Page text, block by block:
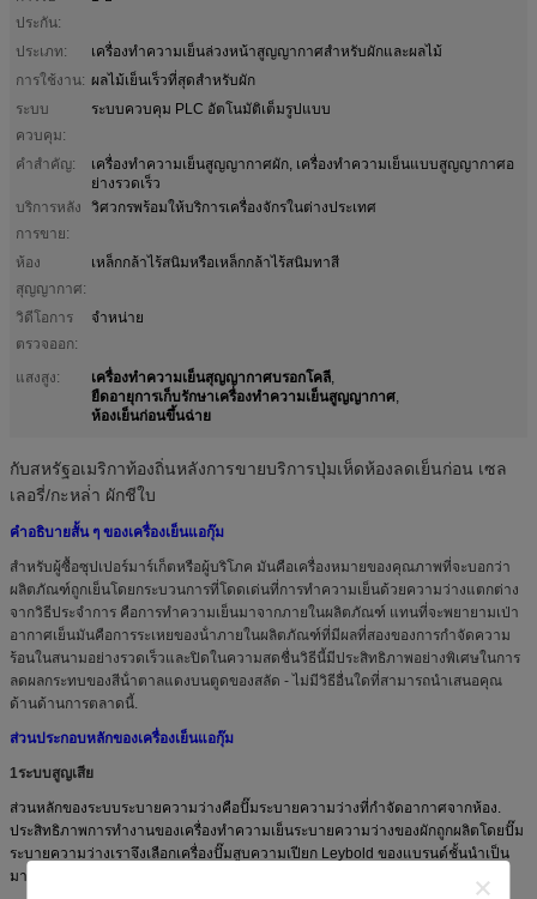
ประกัน:
ประเภท:
เครื่องทำความเย็นล่วงหน้าสูญญากาศสำหรับผักและผลไม้
การใช้งาน: ผลไม้เย็นเร็วที่สุดสำหรับผัก
ระบบ
ควบคุม:
ระบบควบคุม PLC อัตโนมัติเต็มรูปแบบ
คําสําคัญ:
เครื่องทำความเย็นสูญญากาศผัก, เครื่องทำความเย็นแบบสูญญากาศอ
ย่างรวดเร็ว
บริการหลัง
การขาย:
วิศวกรพร้อมให้บริการเครื่องจักรในต่างประเทศ
ห้อง
สุญญากาศ:
เหล็กกล้าไร้สนิมหรือเหล็กกล้าไร้สนิมทาสี
วิดีโอการ
ตรวจออก:
จําหน่าย
แสงสูง: เครื่องทำความเย็นสุญญากาศบรอกโคลี,
ยืดอายุการเก็บรักษาเครื่องทำความเย็นสูญญากาศ,
ห้องเย็นก่อนขึ้นฉ่าย
กับสหรัฐอเมริกาท้องถิ่นหลังการขายบริการปุ่มเห็ดห้องลดเย็นก่อน เซล
เลอรี่/กะหล่ํา ผักชีใบ
คําอธิบายสั้น ๆ ของเครื่องเย็นแอกุ๊ม
สําหรับผู้ซื้อซุปเปอร์มาร์เก็ตหรือผู้บริโภค มันคือเครื่องหมายของคุณภาพที่จะบอกว่า
ผลิตภัณฑ์ถูกเย็นโดยกระบวนการที่โดดเด่นที่การทําความเย็นด้วยความว่างแตกต่าง
จากวิธีประจําการ คือการทําความเย็นมาจากภายในผลิตภัณฑ์ แทนที่จะพยายามเป่า
อากาศเย็นมันคือการระเหยของน้ําภายในผลิตภัณฑ์ที่มีผลที่สองของการกําจัดความ
ร้อนในสนามอย่างรวดเร็วและปิดในความสดชื่นวิธีนี้มีประสิทธิภาพอย่างพิเศษในการ
ลดผลกระทบของสีน้ําตาลแดงบนตูดของสลัด - ไม่มีวิธีอื่นใดที่สามารถนําเสนอคุณ
ด้านด้านการตลาดนี้.
ส่วนประกอบหลักของเครื่องเย็นแอกุ๊ม
1ระบบสูญเสีย
ส่วนหลักของระบบระบายความว่างคือปั๊มระบายความว่างที่กําจัดอากาศจากห้อง.
ประสิทธิภาพการทํางานของเครื่องทําความเย็นระบายความว่างของผักถูกผลิตโดยปั๊ม
ระบายความว่างเราจึงเลือกเครื่องปั๊มสูบความเปียก Leybold ของแบรนด์ชั้นนําเป็น
มาตรฐาน.